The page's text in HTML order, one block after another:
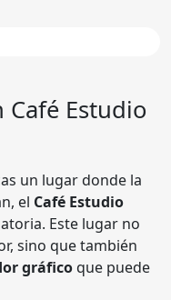
Café Estudio
un lugar donde la
el Café Estudio
Este lugar no
sino que también
gráficoque puede